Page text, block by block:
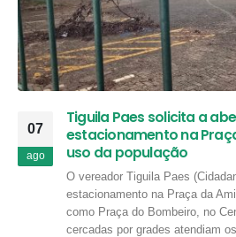
07
ago
Tiguila Paes solicita a
estacionamento na
uso da população
O vereador Tiguila Paes
estacionamento na Praça da
como Praça do Bombeiro, no
cercadas por grades atendiam